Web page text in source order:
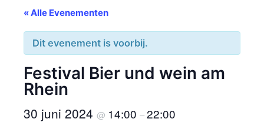
« Alle Evenementen
Dit evenement is voorbij.
Festival Bier und wein am
Rhein
30 juni 2024 @ 14:00 –22:00